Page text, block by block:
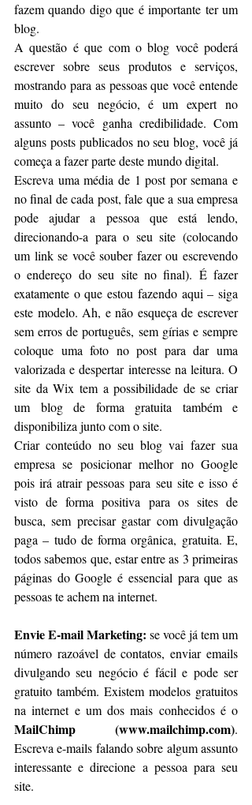
fazem quando digo que é importante ter um
blog.
A questão é que com o blog você poderá
escrever sobre seus produtos e serviços,
mostrando para as pessoas que você entende
muito do seu negócio, é um expert no
assunto – você ganha credibilidade. Com
alguns posts publicados no seu blog, você já
começa a fazer parte deste mundo digital.
Escreva uma média de 1 post por semana e
no final de cada post, fale que a sua empresa
pode ajudar a pessoa que está lendo,
direcionando-a para o seu site (colocando
um link se você souber fazer ou escrevendo
o endereço do seu site no final). É fazer
exatamente o que estou fazendo aqui – siga
este modelo. Ah, e não esqueça de escrever
sem erros de português, sem gírias e sempre
coloque uma foto no post para dar uma
valorizada e despertar interesse na leitura. O
site da Wix tem a possibilidade de se criar
um blog de forma gratuita também e
disponibiliza junto com o site.
Criar conteúdo no seu blog vai fazer sua
empresa se posicionar melhor no Google
pois irá atrair pessoas para seu site e isso é
visto de forma positiva para os sites de
busca, sem precisar gastar com divulgação
paga – tudo de forma orgânica, gratuita. E,
todos sabemos que, estar entre as 3 primeiras
páginas do Google é essencial para que as
pessoas te achem na internet.
Envie E-mail Marketing: se você já tem um
número razoável de contatos, enviar emails
divulgando seu negócio é fácil e pode ser
gratuito também. Existem modelos gratuitos
na internet e um dos mais conhecidos é o
MailChimp (www.mailchimp.com).
Escreva e-mails falando sobre algum assunto
interessante e direcione a pessoa para seu
site.